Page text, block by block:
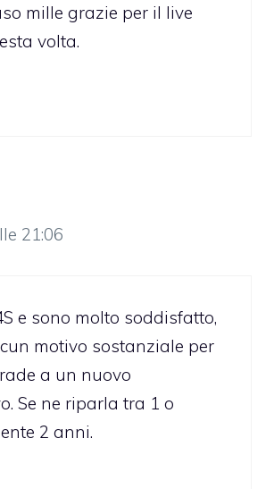
mille grazie per il live
volta.
21:06
e sono molto soddisfatto,
motivo sostanziale per
a un nuovo
Se ne riparla tra 1 o
2 anni.